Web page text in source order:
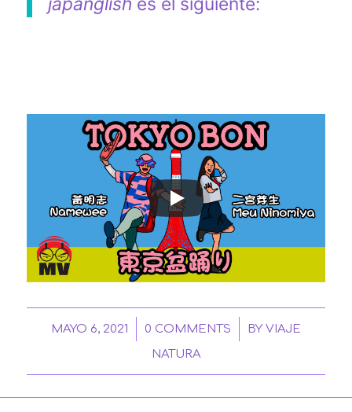
MAYO 6, 2021
/ 0 COMMENTS
/ BY VIAJE
NATURA